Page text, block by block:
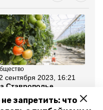
запретить: что
сентября 2023, 16:21
Ставрополье
в